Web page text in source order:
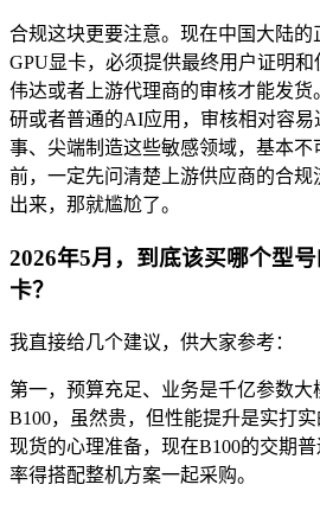
合规这块更要注意。现在中国大陆的
GPU显卡，必须提供最终用户证明
伟达或者上游代理商的审核才能发
研或者普通的AI应用，审核相对容
事、尖端制造这些敏感领域，基本不
前，一定先问清楚上游供应商的合
出来，那就尴尬了。
2026年5月，到底该买哪个型
卡？
我直接给几个建议，供大家参考：
第一，预算充足、业务是千亿参数大
B100，虽然贵，但性能提升是实打
现货的心理准备，现在B100的交期
率得搭配整机方案一起采购。